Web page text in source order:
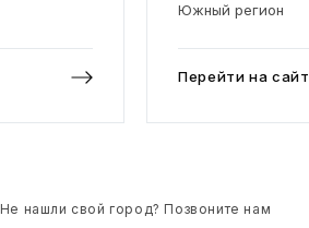
Южный регион
Перейти на сайт
Не нашли свой город? Позвоните нам